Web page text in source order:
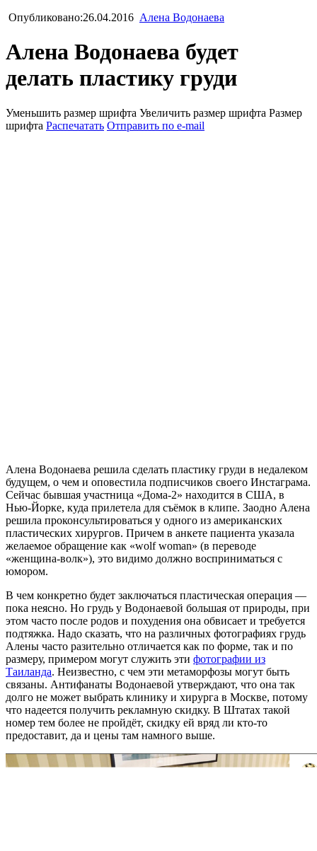
Опубликовано:26.04.2016 Алена Водонаева
Алена Водонаева будет
делать пластику груди
Уменьшить размер шрифта Увеличить размер шрифта Размер
шрифта Распечатать Отправить по e-mail
Алена Водонаева решила сделать пластику груди в недалеком
будущем, о чем и оповестила подписчиков своего Инстаграма.
Сейчас бывшая участница «Дома-2» находится в США, в
Нью-Йорке, куда прилетела для съёмок в клипе. Заодно Алена
решила проконсультироваться у одного из американских
пластических хирургов. Причем в анкете пациента указала
желаемое обращение как «wolf woman» (в переводе
«женщина-волк»), это видимо должно восприниматься с
юмором.
В чем конкретно будет заключаться пластическая операция —
пока неясно. Но грудь у Водонаевой большая от природы, при
этом часто после родов и похудения она обвисает и требуется
подтяжка. Надо сказать, что на различных фотографиях грудь
Алены часто разительно отличается как по форме, так и по
размеру, примером могут служить эти фотографии из
Таиланда. Неизвестно, с чем эти метаморфозы могут быть
связаны. Антифанаты Водонаевой утверждают, что она так
долго не может выбрать клинику и хирурга в Москве, потому
что надеется получить рекламную скидку. В Штатах такой
номер тем более не пройдёт, скидку ей вряд ли кто-то
предоставит, да и цены там намного выше.